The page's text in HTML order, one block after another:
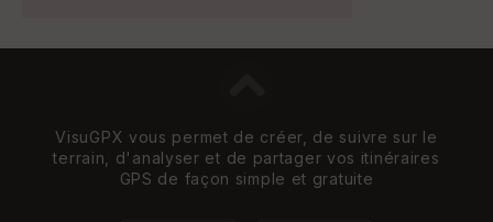
VisuGPX vous permet de créer, de suivre sur le
terrain, d'analyser et de partager vos itinéraires
GPS de façon simple et gratuite